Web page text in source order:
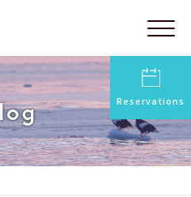
Reservations